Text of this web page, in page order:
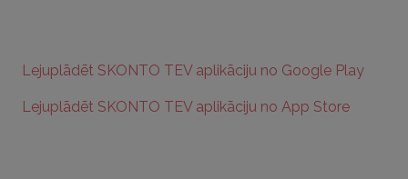
Lejuplādēt SKONTO TEV aplikāciju no Google Play
Lejuplādēt SKONTO TEV aplikāciju no App Store